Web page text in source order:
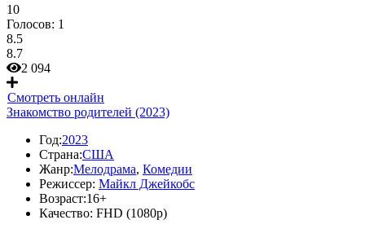
10
Голосов: 1
8.5
8.7
2 094
Смотреть онлайн
Знакомство родителей (2023)
Год:2023
Страна:США
Жанр:Мелодрама, Комедии
Режиссер: Майкл Джейкобс
Возраст:16+
Качество: FHD (1080p)